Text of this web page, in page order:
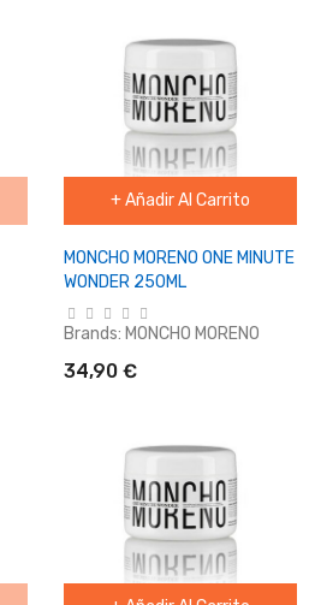
+ Añadir Al Carrito
MONCHO MORENO ONE MINUTE
WONDER 250ML
Brands: MONCHO MORENO
34,90 €